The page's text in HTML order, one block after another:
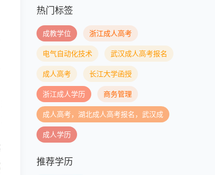
热门标签
成教学位 浙江成人高考
电气自动化技术 武汉成人高考报名
成人高考 长江大学函授
浙江成人学历 商务管理
成人高考，湖北成人高考报名，武汉成
成人学历
推荐学历